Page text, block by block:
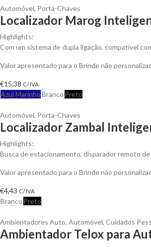
Automóvel, Porta-Chaves
Localizador Marog
Highlights:
Com um sistema de dupla ligação, compatível
Valor apresentado para o Brinde não
€15,38 C/ IVA
Azul MarinhoBranco Preto
Automóvel, Porta-Chaves
Localizador Zambal
Highlights:
Busca de estacionamento, disparador remoto
Valor apresentado para o Brinde não
€4,43 C/ IVA
Branco Preto
Ambientadores Auto, Automóvel, Cuidados
Ambientador Telox para